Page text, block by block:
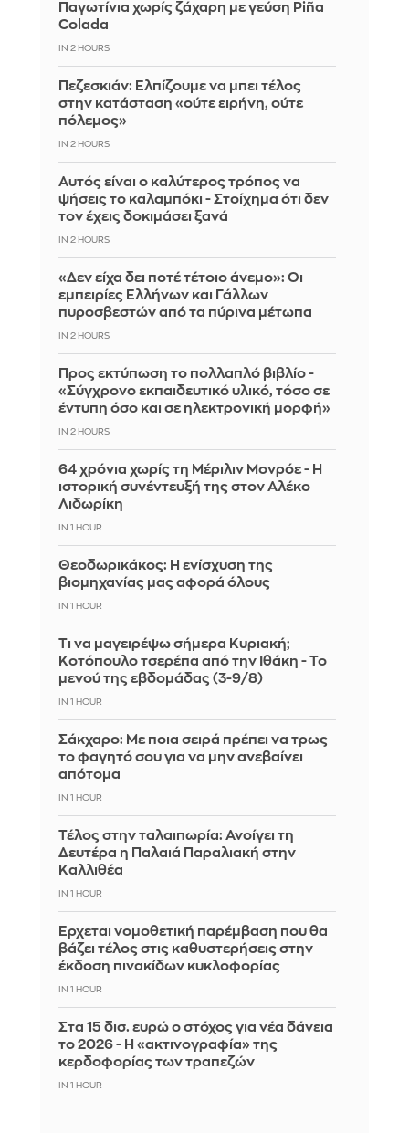
Παγωτίνια χωρίς ζάχαρη με γεύση Piña
Colada
IN 2 HOURS
Πεζεσκιάν: Ελπίζουμε να μπει τέλος
στην κατάσταση «ούτε ειρήνη, ούτε
πόλεμος»
IN 2 HOURS
Αυτός είναι ο καλύτερος τρόπος να
ψήσεις το καλαμπόκι - Στοίχημα ότι δεν
τον έχεις δοκιμάσει ξανά
IN 2 HOURS
«Δεν είχα δει ποτέ τέτοιο άνεμο»: Οι
εμπειρίες Ελλήνων και Γάλλων
πυροσβεστών από τα πύρινα μέτωπα
IN 2 HOURS
Προς εκτύπωση το πολλαπλό βιβλίο -
«Σύγχρονο εκπαιδευτικό υλικό, τόσο σε
έντυπη όσο και σε ηλεκτρονική μορφή»
IN 2 HOURS
64 χρόνια χωρίς τη Μέριλιν Μονρόε - Η
ιστορική συνέντευξή της στον Αλέκο
Λιδωρίκη
IN 1 HOUR
Θεοδωρικάκος: Η ενίσχυση της
βιομηχανίας μας αφορά όλους
IN 1 HOUR
Τι να μαγειρέψω σήμερα Κυριακή;
Κοτόπουλο τσερέπα από την Ιθάκη - Το
μενού της εβδομάδας (3-9/8)
IN 1 HOUR
Σάκχαρο: Με ποια σειρά πρέπει να τρως
το φαγητό σου για να μην ανεβαίνει
απότομα
IN 1 HOUR
Τέλος στην ταλαιπωρία: Ανοίγει τη
Δευτέρα η Παλαιά Παραλιακή στην
Καλλιθέα
IN 1 HOUR
Έρχεται νομοθετική παρέμβαση που θα
βάζει τέλος στις καθυστερήσεις στην
έκδοση πινακίδων κυκλοφορίας
IN 1 HOUR
Στα 15 δισ. ευρώ ο στόχος για νέα δάνεια
το 2026 - Η «ακτινογραφία» της
κερδοφορίας των τραπεζών
IN 1 HOUR